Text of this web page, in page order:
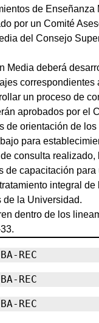
de
por un Comité
del Consejo
Media deberá
un proceso de
aprobados por el
de orientación de
para
consulta
de capacitación
integral
de la Universidad.
dentro de los
REC
REC
REC